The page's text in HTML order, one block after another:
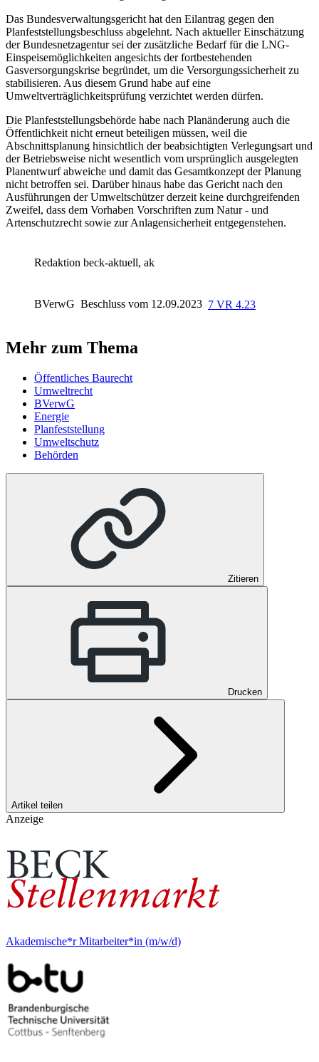
Das Bundesverwaltungsgericht hat den Eilantrag gegen den
Planfeststellungsbeschluss abgelehnt. Nach aktueller Einschätzung
der Bundesnetzagentur sei der zusätzliche Bedarf für die LNG-
Einspeisemöglichkeiten angesichts der fortbestehenden
Gasversorgungskrise begründet, um die Versorgungssicherheit zu
stabilisieren. Aus diesem Grund habe auf eine
Umweltverträglichkeitsprüfung verzichtet werden dürfen.
Die Planfeststellungsbehörde habe nach Planänderung auch die
Öffentlichkeit nicht erneut beteiligen müssen, weil die
Abschnittsplanung hinsichtlich der beabsichtigten Verlegungsart und
der Betriebsweise nicht wesentlich vom ursprünglich ausgelegten
Planentwurf abweiche und damit das Gesamtkonzept der Planung
nicht betroffen sei. Darüber hinaus habe das Gericht nach den
Ausführungen der Umweltschützer derzeit keine durchgreifenden
Zweifel, dass dem Vorhaben Vorschriften zum Natur - und
Artenschutzrecht sowie zur Anlagensicherheit entgegenstehen.
Redaktion beck-aktuell, ak
BVerwG Beschluss vom 12.09.2023 7 VR 4.23
Mehr zum Thema
Öffentliches Baurecht
Umweltrecht
BVerwG
Energie
Planfeststellung
Umweltschutz
Behörden
Zitieren
Drucken
Artikel teilen
Anzeige
Akademische*r Mitarbeiter*in (m/w/d)